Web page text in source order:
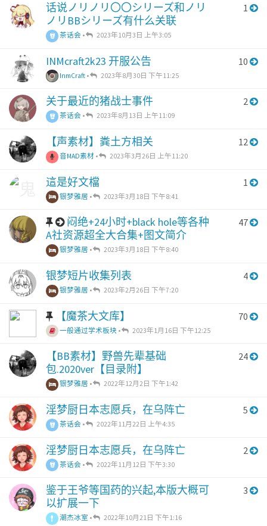
话说ノリノリ〇〇シリーズ和ノリ
ノリBBシリーズ有什么关联
茶话会 • 2023年10月3日 上午3:05
1
INMcraft2k23 开服公告
InmCraft • 2023年8月30日 下午11:25
10
关于最近的猪战士事件
茶话会 • 2023年8月13日 上午11:09
2
【声素材】粪土方相关
音MAD素材 • 2023年3月26日 上午11:20
12
這是好文檔
银梦雅居 • 2023年3月18日 下午8:41
1
闷绝+24小时+black hole等各种
A社资源超全大合集+图文简介
银梦雅居 • 2023年3月18日 下午8:40
47
银梦短片收集列表
银梦雅居 • 2023年2月26日 下午7:20
4
【魔茶大文库】
一般通过学术板块 • 2023年1月16日 下午12:25
70
【BB素材】野兽先辈基础
包.2020ver【目录附】
银梦雅居 • 2022年12月2日 下午1:42
24
淫梦厨日本志愿兵，在乌阵亡
茶话会 • 2022年11月22日 上午4:35
5
淫梦厨日本志愿兵，在乌阵亡
茶话会 • 2022年11月12日 下午3:30
2
鉴于王爷等国药的兴起,本版大概可
以扩展一下
潮杰冰室 • 2022年10月21日 下午1:16
3